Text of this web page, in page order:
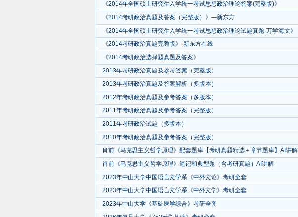
《2014年全国硕士研究生入学统一考试思想政治理论答案(完整版)》
《2014考研政治真题及答案（完整版）》—新东方
《2014年全国硕士研究生入学统一考试思想政治理论试题真题-万学海文》
《2014考研政治真题完整版》-新东方在线
《2014考研政治选择题真题及答案》
2013年考研政治真题及参考答案（完整版）
2013年考研政治真题及答案解析（多版本）
2012年考研政治真题及参考答案（多版本）
2011年考研政治真题及参考答案（完整版）
2011年考研政治试题（多版本）
2010年考研政治真题及参考答案（完整版）
肖前《马克思主义哲学原理》配套题库【考研真题精选＋章节题库】AI讲解
肖前《马克思主义哲学原理》笔记和典型题（含考研真题）AI讲解
2023年中山大学中国语言文学系《中外文论》考研全套
2023年中山大学中国语言文学系《中外文学》考研全套
2023年中山大学《基础医学综合》考研全套